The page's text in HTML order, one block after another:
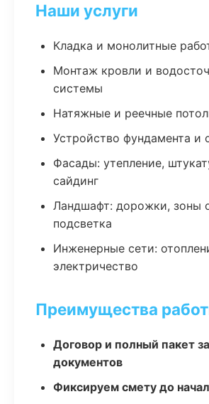
Наши услуги
Кладка и монолитные
Монтаж кровли и
системы
Натяжные и реечные
Устройство фундамента и
Фасады: утепление,
сайдинг
Ландшафт: дорожки, зоны
подсветка
Инженерные сети:
электричество
Преимущества
Договор и полный пакет
документов
Фиксируем смету до